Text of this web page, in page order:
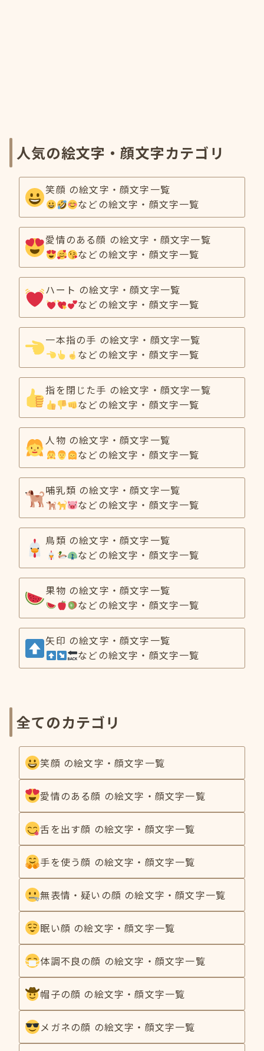
人気の絵文字・顔文字カテゴリ
笑顔 の絵文字・顔文字一覧
などの絵文字・顔文字一覧
愛情のある顔 の絵文字・顔文字一覧
などの絵文字・顔文字一覧
ハート の絵文字・顔文字一覧
などの絵文字・顔文字一覧
一本指の手 の絵文字・顔文字一覧
などの絵文字・顔文字一覧
指を閉じた手 の絵文字・顔文字一覧
などの絵文字・顔文字一覧
人物 の絵文字・顔文字一覧
などの絵文字・顔文字一覧
哺乳類 の絵文字・顔文字一覧
などの絵文字・顔文字一覧
鳥類 の絵文字・顔文字一覧
などの絵文字・顔文字一覧
果物 の絵文字・顔文字一覧
などの絵文字・顔文字一覧
矢印 の絵文字・顔文字一覧
などの絵文字・顔文字一覧
全てのカテゴリ
笑顔 の絵文字・顔文字一覧
愛情のある顔 の絵文字・顔文字一覧
舌を出す顔 の絵文字・顔文字一覧
手を使う顔 の絵文字・顔文字一覧
無表情・疑いの顔 の絵文字・顔文字一覧
眠い顔 の絵文字・顔文字一覧
体調不良の顔 の絵文字・顔文字一覧
帽子の顔 の絵文字・顔文字一覧
メガネの顔 の絵文字・顔文字一覧